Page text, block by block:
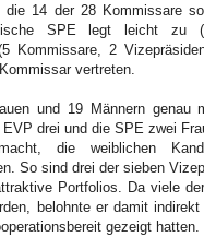
die 14 der 28 Kommissare
SPE legt leicht zu
Kommissare, 2
vertreten.
und 19 Männern genau
drei und die SPE zwei
die weiblichen
So sind drei der sieben
Portfolios. Da viele
belohnte er damit
gezeigt hatten.